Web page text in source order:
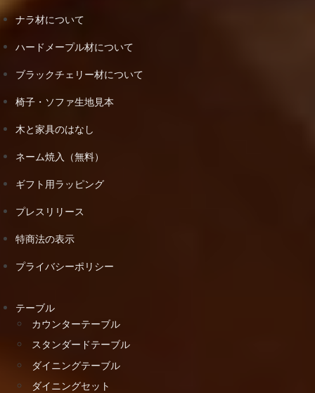
ナラ材について
ハードメープル材について
ブラックチェリー材について
椅子・ソファ生地見本
木と家具のはなし
ネーム焼入（無料）
ギフト用ラッピング
プレスリリース
特商法の表示
プライバシーポリシー
テーブル
カウンターテーブル
スタンダードテーブル
ダイニングテーブル
ダイニングセット